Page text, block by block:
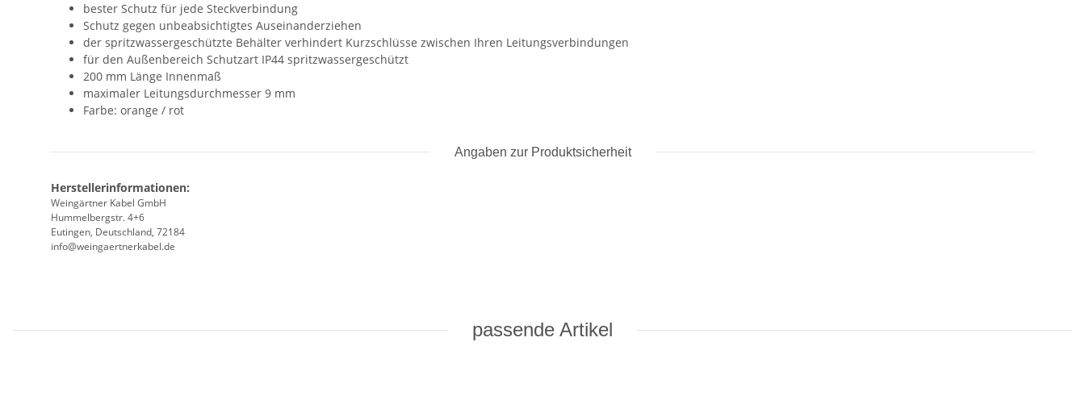
bester Schutz für jede Steckverbindung
Schutz gegen unbeabsichtigtes Auseinanderziehen
der spritzwassergeschützte Behälter verhindert Kurzschlüsse zwischen Ihren Leitungsverbindungen
für den Außenbereich Schutzart IP44 spritzwassergeschützt
200 mm Länge Innenmaß
maximaler Leitungsdurchmesser 9 mm
Farbe: orange / rot
Angaben zur Produktsicherheit
Herstellerinformationen:
Weingärtner Kabel GmbH
Hummelbergstr. 4+6
Eutingen, Deutschland, 72184
info@weingaertnerkabel.de
passende Artikel